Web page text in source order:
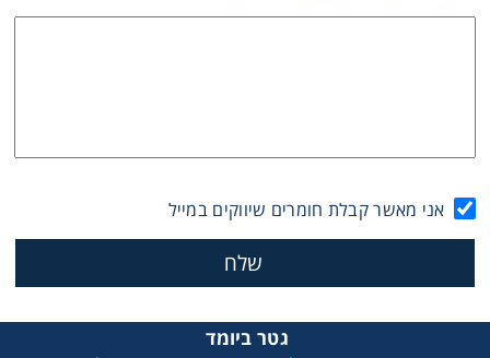
אני מאשר קבלת חומרים שיווקים במייל
גטר ביומד
Glassware
Liquid Handling